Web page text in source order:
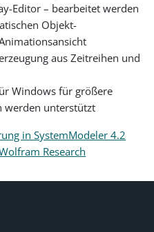
Editor – bearbeitet werden
Objekt-
aus Zeitreihen und
Windows für größere
werden unterstützt
in SystemModeler 4.2
Research